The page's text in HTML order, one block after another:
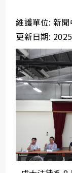
維護單位: 新
更新日期: